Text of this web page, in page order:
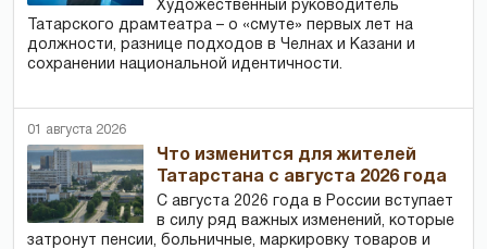
Художественный руководитель
Татарского драмтеатра – о «смуте» первых лет на
должности, разнице подходов в Челнах и Казани и
сохранении национальной идентичности.
01 августа 2026
Что изменится для жителей
Татарстана с августа 2026 года
С августа 2026 года в России вступает
в силу ряд важных изменений, которые
затронут пенсии, больничные, маркировку товаров и